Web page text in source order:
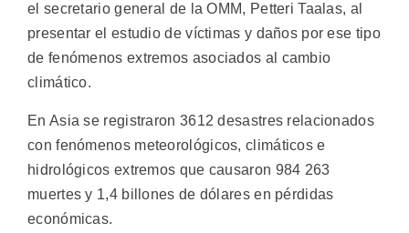
el secretario general de la OMM, Petteri Taalas, al
presentar el estudio de víctimas y daños por ese tipo
de fenómenos extremos asociados al cambio
climático.
En Asia se registraron 3612 desastres relacionados
con fenómenos meteorológicos, climáticos e
hidrológicos extremos que causaron 984 263
muertes y 1,4 billones de dólares en pérdidas
económicas.